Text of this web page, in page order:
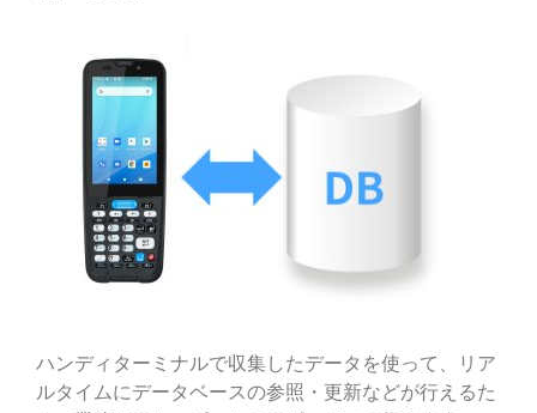
ハンディターミナルで収集したデータを使って、リア
ルタイムにデータベースの参照・更新などが行えるた